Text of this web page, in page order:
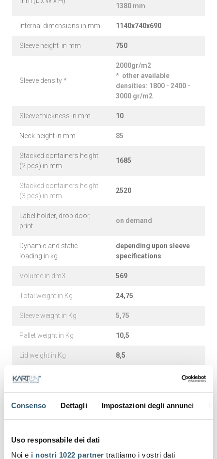
Consenso Dettagli Impostazioni degli annunci
Uso responsabile dei dati
Noi e i nostri 1022 partner trattiamo i vostri dati
1380 mm
Internal dimensions in mm 1140x740x690
Sleeve height in mm 750
Sleeve density *
2000gr/m2
* other available
densities: 1800 - 2400 -
3000 gr/m2
Sleeve thickness in mm 10
Neck height in mm 85
Stacked containers height
(2 pcs) in mm
1685
Stacked containers height
(3 pcs) in mm
2520
Label holder, drop door,
print
on demand
Dynamic and static
loading in kg
depending upon sleeve
specifications
Volume in dm3 569
Total weight in Kg 24,75
Sleeve weight in Kg 5,75
Pallet weight in Kg 10,5
Lid weight in Kg 8,5
Material
Temperature range in °C -20ºC to +60ºC
Grey
Standard pallet and lid
colour
Black